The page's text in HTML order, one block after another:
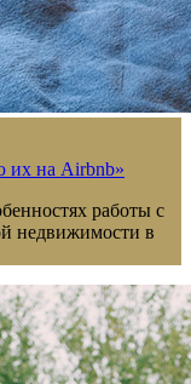
их на Airbnb»
работы с
недвижимости в